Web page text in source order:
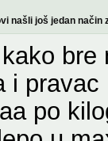
našli još jedan način
bre
i
po